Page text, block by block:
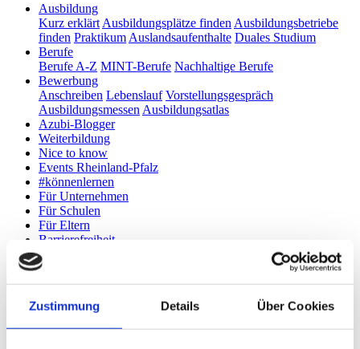
Zustimmung Details Über Cookies
Ausbildung
Kurz erklärt Ausbildungsplätze finden Ausbildungsbetriebe
finden Praktikum Auslandsaufenthalte Duales Studium
Berufe
Berufe A-Z MINT-Berufe Nachhaltige Berufe
Bewerbung
Anschreiben Lebenslauf Vorstellungsgespräch
Ausbildungsmessen Ausbildungsatlas
Azubi-Blogger
Weiterbildung
Nice to know
Events Rheinland-Pfalz
#könnenlernen
Für Unternehmen
Für Schulen
Für Eltern
Barrierefreiheit
Suchen
Feinoptiker/-in